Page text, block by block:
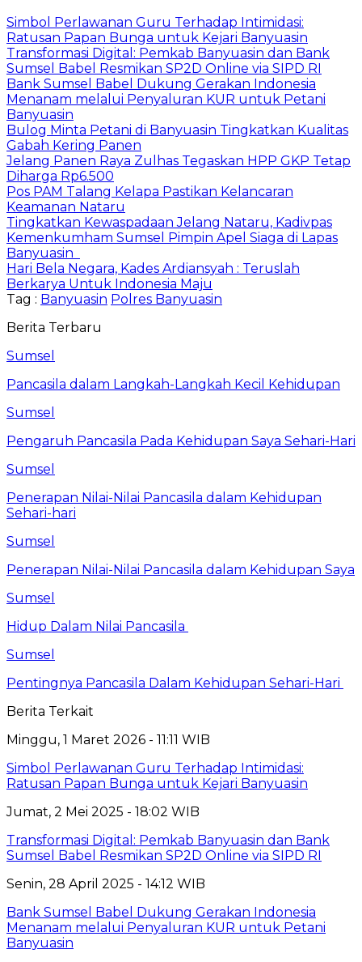
Simbol Perlawanan Guru Terhadap Intimidasi:
Ratusan Papan Bunga untuk Kejari Banyuasin
Transformasi Digital: Pemkab Banyuasin dan Bank
Sumsel Babel Resmikan SP2D Online via SIPD RI
Bank Sumsel Babel Dukung Gerakan Indonesia
Menanam melalui Penyaluran KUR untuk Petani
Banyuasin
Bulog Minta Petani di Banyuasin Tingkatkan Kualitas
Gabah Kering Panen
Jelang Panen Raya Zulhas Tegaskan HPP GKP Tetap
Diharga Rp6.500
Pos PAM Talang Kelapa Pastikan Kelancaran
Keamanan Nataru
Tingkatkan Kewaspadaan Jelang Nataru, Kadivpas
Kemenkumham Sumsel Pimpin Apel Siaga di Lapas
Banyuasin
Hari Bela Negara, Kades Ardiansyah : Teruslah
Berkarya Untuk Indonesia Maju
Tag : Banyuasin Polres Banyuasin
Berita Terbaru
Sumsel
Pancasila dalam Langkah-Langkah Kecil Kehidupan
Sumsel
Pengaruh Pancasila Pada Kehidupan Saya Sehari-Hari
Sumsel
Penerapan Nilai-Nilai Pancasila dalam Kehidupan
Sehari-hari
Sumsel
Penerapan Nilai-Nilai Pancasila dalam Kehidupan Saya
Sumsel
Hidup Dalam Nilai Pancasila
Sumsel
Pentingnya Pancasila Dalam Kehidupan Sehari-Hari
Berita Terkait
Minggu, 1 Maret 2026 - 11:11 WIB
Simbol Perlawanan Guru Terhadap Intimidasi:
Ratusan Papan Bunga untuk Kejari Banyuasin
Jumat, 2 Mei 2025 - 18:02 WIB
Transformasi Digital: Pemkab Banyuasin dan Bank
Sumsel Babel Resmikan SP2D Online via SIPD RI
Senin, 28 April 2025 - 14:12 WIB
Bank Sumsel Babel Dukung Gerakan Indonesia
Menanam melalui Penyaluran KUR untuk Petani
Banyuasin